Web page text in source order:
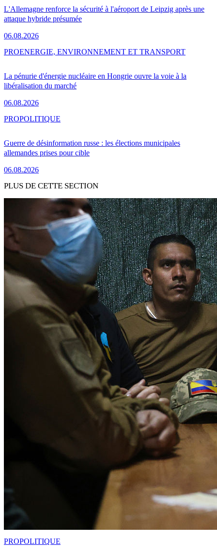
L'Allemagne renforce la sécurité à l'aéroport de Leipzig après une
attaque hybride présumée
06.08.2026
La pénurie d'énergie nucléaire en Hongrie ouvre la voie à la
libéralisation du marché
06.08.2026
PROENERGIE, ENVIRONNEMENT ET TRANSPORT
Guerre de désinformation russe : les élections municipales
allemandes prises pour cible
06.08.2026
PROPOLITIQUE
PLUS DE CETTE SECTION
PROPOLITIQUE